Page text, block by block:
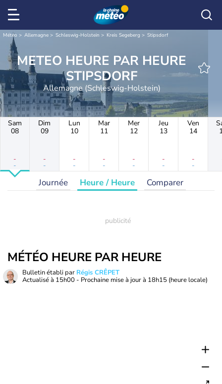
Météo Allemagne Schleswig-Holstein Kreis Segeberg Stipsdorf
METEO HEURE PAR HEURE
STIPSDORF
Allemagne (Schleswig-Holstein)
Sam
08
-
-
Dim
09
-
-
Lun
10
-
-
Mar
11
-
-
Mer
12
-
-
Jeu
13
-
-
Ven
14
-
-
Journée Heure / Heure Comparer
MÉTÉO HEURE PAR HEURE
Bulletin établi par Régis CRÊPET
Actualisé à 15h00 - Prochaine mise à jour à 18h15 (heure locale)